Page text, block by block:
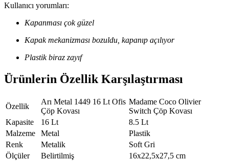
Kullanıcı yorumları:
Kapanması çok güzel
Kapak mekanizması bozuldu, kapanıp açılıyor
Plastik biraz zayıf
Ürünlerin Özellik Karşılaştırması
Özellik
Arı Metal 1449 16 Lt Ofis
Çöp Kovası
Madame Coco Olivier
Switch Çöp Kovası
Kapasite
16 Lt
8.5 Lt
Malzeme
Metal
Plastik
Renk
Metalik
Soft Gri
Ölçüler
Belirtilmiş
16x22,5x27,5 cm